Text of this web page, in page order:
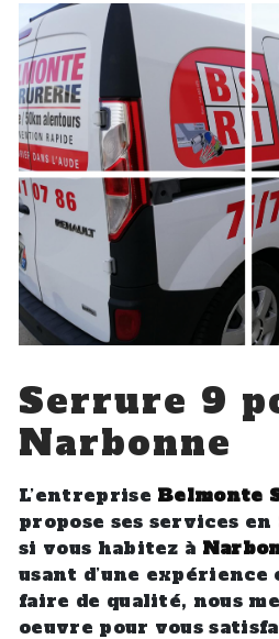
Serrure 9
Narbonne
L’entreprise Belmonte
propose ses services en
si vous habitez à
usant d’une expérience
faire de qualité, nous
oeuvre pour vous